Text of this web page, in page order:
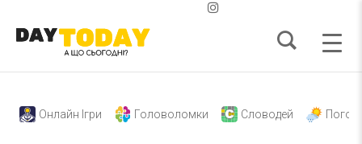
Онлайн Ігри Головоломки Словодей